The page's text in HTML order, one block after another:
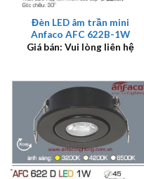
Đèn LED âm trần mini
Anfaco AFC 622B-1W
Giá bán: Vui lòng liên hệ